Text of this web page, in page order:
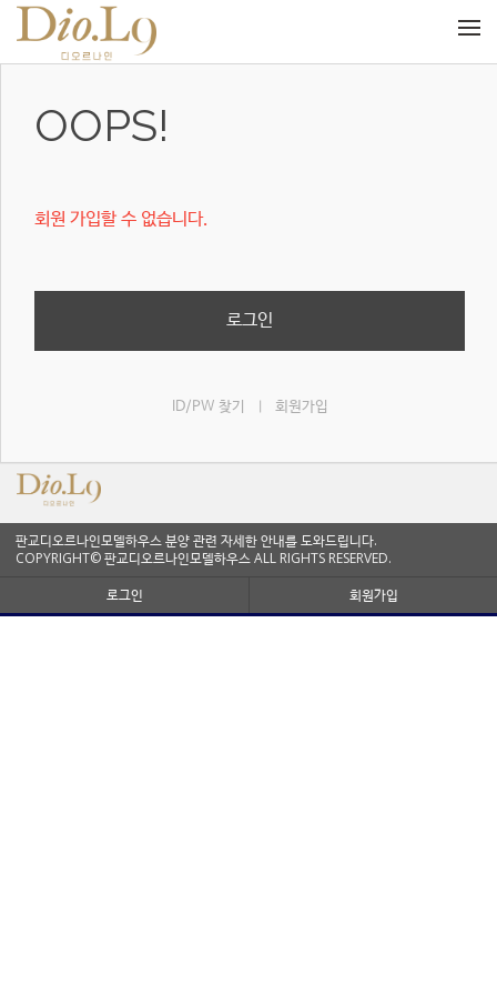
OOPS!
회원 가입할 수 없습니다.
로그인
ID/PW 찾기 회원가입
판교디오르나인모델하우스 분양 관련 자세한 안내를 도와드립니다.
COPYRIGHT© 판교디오르나인모델하우스 ALL RIGHTS RESERVED.
로그인
회원가입